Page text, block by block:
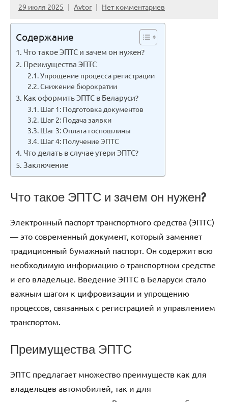
29 июля 2025 Avtor Нет комментариев
Содержание
Что такое ЭПТС и зачем он нужен?
Преимущества ЭПТС
Упрощение процесса регистрации
Снижение бюрократии
Как оформить ЭПТС в Беларуси?
Шаг 1: Подготовка документов
Шаг 2: Подача заявки
Шаг 3: Оплата госпошлины
Шаг 4: Получение ЭПТС
Что делать в случае утери ЭПТС?
Заключение
Что такое ЭПТС и зачем он нужен?
Электронный паспорт транспортного средства (ЭПТС)
— это современный документ, который заменяет
традиционный бумажный паспорт. Он содержит всю
необходимую информацию о транспортном средстве
и его владельце. Введение ЭПТС в Беларуси стало
важным шагом к цифровизации и упрощению
процессов, связанных с регистрацией и управлением
транспортом.
Преимущества ЭПТС
ЭПТС предлагает множество преимуществ как для
владельцев автомобилей, так и для